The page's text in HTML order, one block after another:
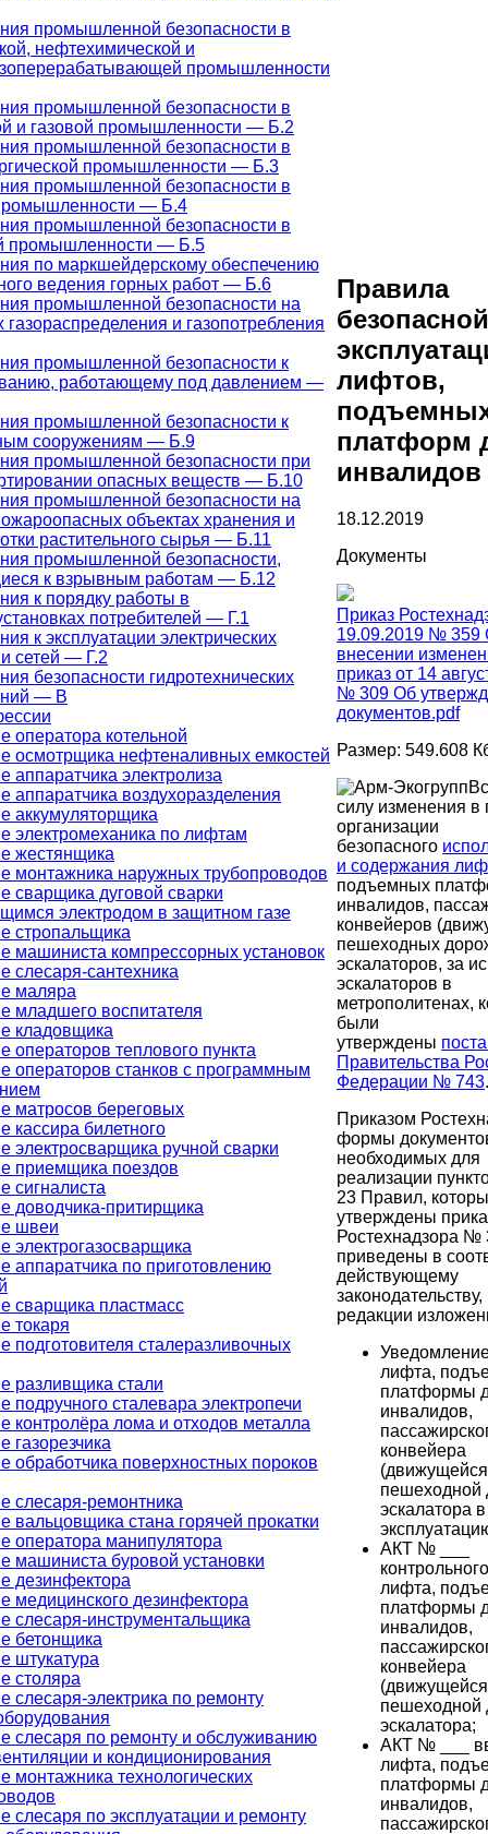
промышленной безопасности в
нефтехимической и
промышленности
промышленной безопасности в
и газовой промышленности — Б.2
промышленной безопасности в
промышленности — Б.3
промышленной безопасности в
— Б.4
промышленной безопасности в
промышленности — Б.5
по маркшейдерскому обеспечению
ведения горных работ — Б.6
промышленной безопасности на
газораспределения и газопотребления
промышленной безопасности к
работающему под давлением —
промышленной безопасности к
сооружениям — Б.9
промышленной безопасности при
опасных веществ — Б.10
промышленной безопасности на
объектах хранения и
растительного сырья — Б.11
промышленной безопасности,
к взрывным работам — Б.12
к порядку работы в
потребителей — Г.1
к эксплуатации электрических
сетей — Г.2
безопасности гидротехнических
— В
оператора котельной
осмотрщика нефтеналивных емкостей
аппаратчика электролиза
аппаратчика воздухоразделения
аккумуляторщика
электромеханика по лифтам
жестянщика
монтажника наружных трубопроводов
сварщика дуговой сварки
электродом в защитном газе
стропальщика
машиниста компрессорных установок
слесаря-сантехника
маляра
младшего воспитателя
кладовщика
операторов теплового пункта
операторов станков с программным
матросов береговых
кассира билетного
электросварщика ручной сварки
приемщика поездов
сигналиста
доводчика-притирщика
швеи
электрогазосварщика
аппаратчика по приготовлению
сварщика пластмасс
токаря
подготовителя сталеразливочных
разливщика стали
подручного сталевара электропечи
контролёра лома и отходов металла
газорезчика
обработчика поверхностных пороков
слесаря-ремонтника
вальцовщика стана горячей прокатки
оператора манипулятора
машиниста буровой установки
дезинфектора
медицинского дезинфектора
слесаря-инструментальщика
бетонщика
штукатура
столяра
слесаря-электрика по ремонту
слесаря по ремонту и обслуживанию
и кондиционирования
монтажника технологических
слесаря по эксплуатации и ремонту
Правила
безопасной
лифтов,
платформ
инвалидов
18.12.2019
Документы
Приказ
19.09.2019 № 359
внесении
приказ от 14
№ 309 Об
документов.pdf
Размер: 549.608
силу изменения в
организации
безопасного
и содержания
подъемных
инвалидов,
конвейеров
пешеходных
эскалаторов, за
эскалаторов в
метрополитенах,
были
утверждены
Правительства
Федерации № 743.
Приказом
формы
необходимых для
реализации
23 Правил,
утверждены
Ростехнадзора №
приведены в
действующему
редакции
лифта,
платформы
инвалидов,
конвейера
(движущейся
пешеходной
эскалатора в
АКТ № ___
лифта,
платформы
инвалидов,
конвейера
(движущейся
пешеходной
эскалатора;
АКТ № ___
лифта,
платформы
инвалидов,